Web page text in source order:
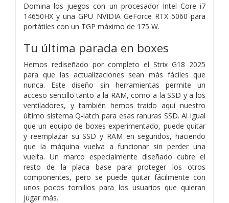
Domina los juegos con un procesador Intel Core i7
14650HX y una GPU NVIDIA GeForce RTX 5060 para
portátiles con un TGP máximo de 175 W.
Tu última parada en boxes
Hemos rediseñado por completo el Strix G18 2025
para que las actualizaciones sean más fáciles que
nunca. Este diseño sin herramientas permite un
acceso sencillo tanto a la RAM, como a la SSD y a los
ventiladores, y también hemos traído aquí nuestro
último sistema Q-latch para esas ranuras SSD. Al igual
que un equipo de boxes experimentado, puede quitar
y reemplazar su SSD y RAM en segundos, haciendo
que la máquina vuelva a funcionar sin perder una
vuelta. Un marco especialmente diseñado cubre el
resto de la placa base para proteger los otros
componentes, pero se puede quitar fácilmente con
unos pocos tornillos para los usuarios que quieran
jugar más.